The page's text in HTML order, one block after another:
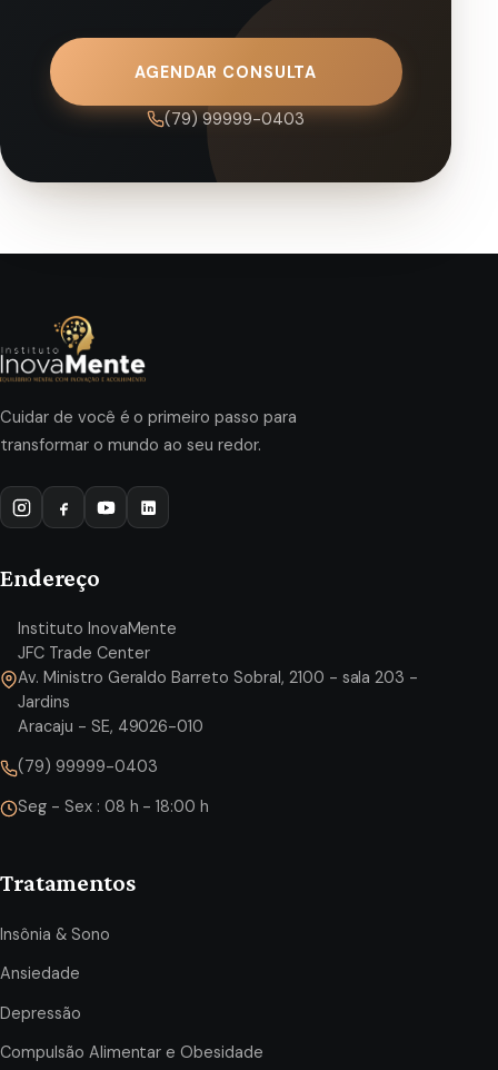
AGENDAR CONSULTA
(79) 99999-0403
Cuidar de você é o primeiro passo para
transformar o mundo ao seu redor.
Endereço
Instituto InovaMente
JFC Trade Center
Av. Ministro Geraldo Barreto Sobral, 2100 - sala 203 -
Jardins
Aracaju - SE, 49026-010
(79) 99999-0403
Seg - Sex : 08 h - 18:00 h
Tratamentos
Insônia & Sono
Ansiedade
Depressão
Compulsão Alimentar e Obesidade